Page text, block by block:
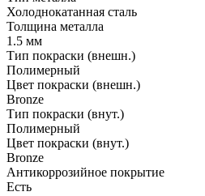
Холоднокатанная сталь
Толщина металла
1.5 мм
Тип покраски (внешн.)
Полимерный
Цвет покраски (внешн.)
Bronze
Тип покраски (внут.)
Полимерный
Цвет покраски (внут.)
Bronze
Антикоррозийное покрытие
Есть